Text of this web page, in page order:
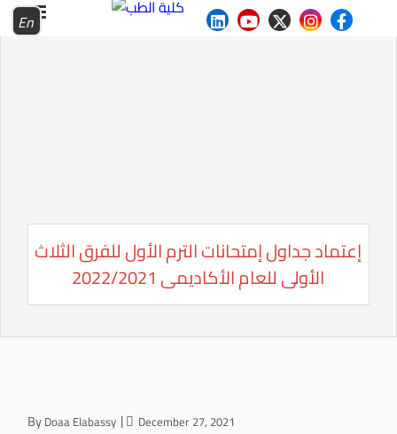
En
إعتماد جداول إمتحانات الترم الأول للفرق الثلاث
الأولى للعام الأكاديمى 2022/2021
ByDoaa Elabassy December 27, 2021